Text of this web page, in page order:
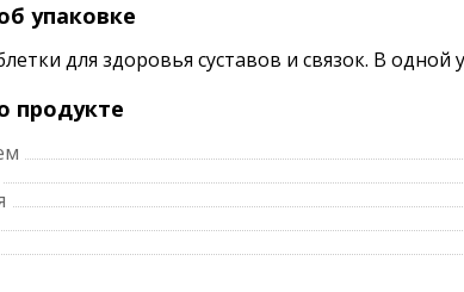
упаковке
для здоровья суставов и связок. В одной
продукте